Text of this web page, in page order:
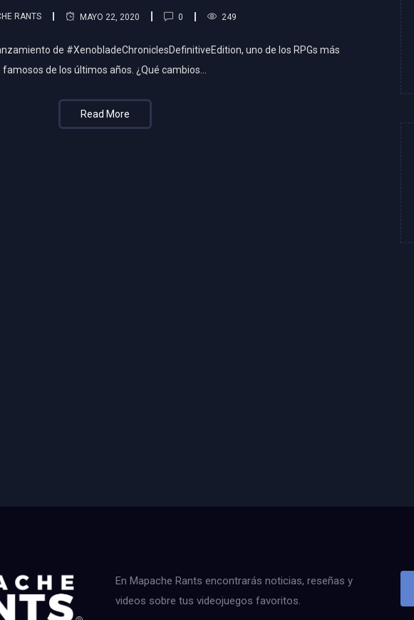
RANTS MAYO 22, 2020 0 249
de #XenobladeChroniclesDefinitiveEdition, uno de los RPGs más
famosos de los últimos años. ¿Qué cambios…
Read More
En Mapache Rants encontrarás noticias, reseñas y
videos sobre tus videojuegos favoritos.